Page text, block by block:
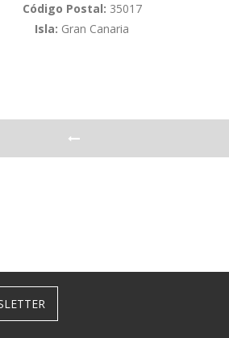
Código Postal: 35017
Isla: Gran Canaria